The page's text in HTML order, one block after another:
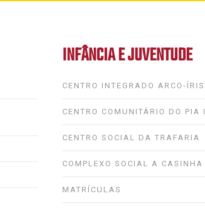
INFÂNCIA E JUVENTUDE
CENTRO INTEGRADO ARCO-ÍRIS
CENTRO COMUNITÁRIO DO PIA I
CENTRO SOCIAL DA TRAFARIA
COMPLEXO SOCIAL A CASINHA
MATRÍCULAS